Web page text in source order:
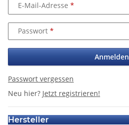
E-Mail-Adresse
Passwort
Anmelden
Passwort vergessen
Neu hier? Jetzt registrieren!
Hersteller